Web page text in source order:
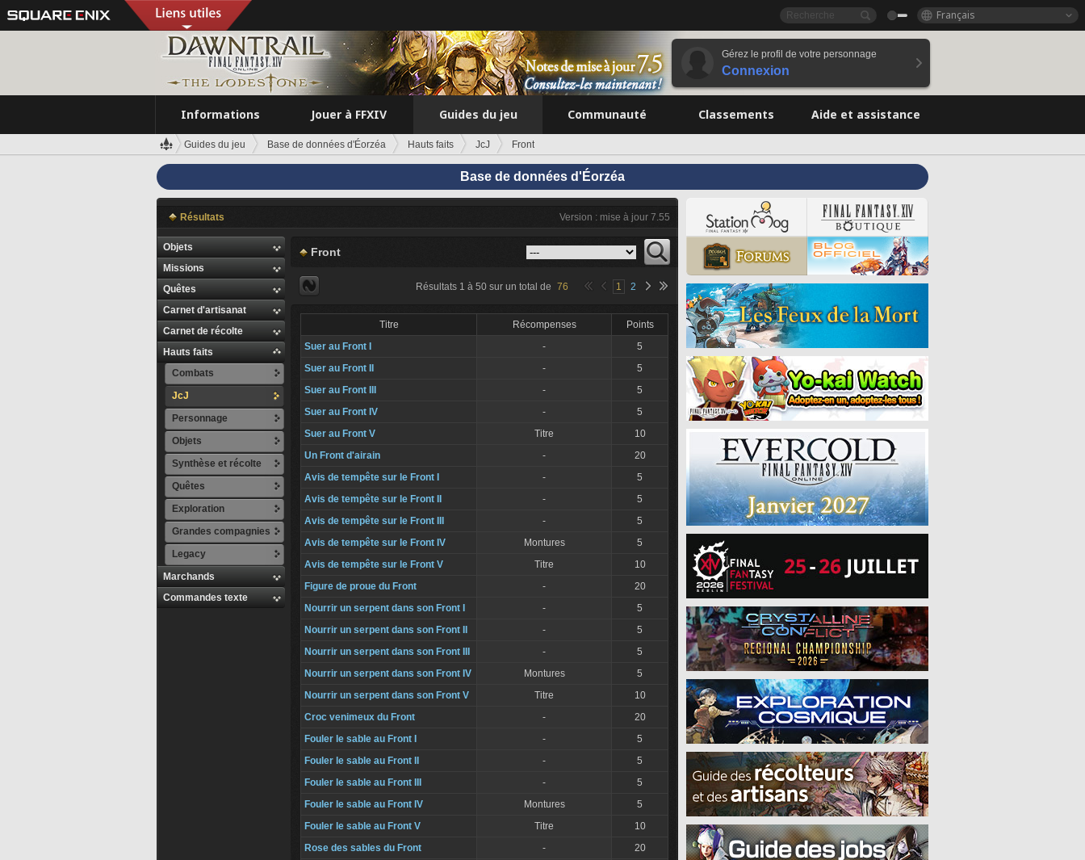
Français
Gérez le profil de votre personnage
Connexion
Informations Jouer à FFXIV Guides du jeu Communauté Classements Aide et assistance
Guides du jeu Base de données d'Éorzéa Hauts faits JcJ Front
Base de données d'Éorzéa
Résultats Version : mise à jour 7.55
Objets
Missions
Quêtes
Carnet d'artisanat
Carnet de récolte
Hauts faits
Combats
JcJ
Personnage
Objets
Synthèse et récolte
Quêtes
Exploration
Grandes compagnies
Legacy
Marchands
Commandes texte
Front
Résultats 1 à 50 sur un total de 76 1 2
Titre Récompenses
Points
Suer au Front I
-
5
Suer au Front II
-
5
Suer au Front III
-
5
Suer au Front IV
-
5
Suer au Front V
Titre
10
Un Front d'airain
-
20
Avis de tempête sur le Front I
-
5
Avis de tempête sur le Front II
-
5
Avis de tempête sur le Front III
-
5
Avis de tempête sur le Front IV
Montures
5
Avis de tempête sur le Front V
Titre
10
Figure de proue du Front
-
20
Nourrir un serpent dans son Front I
-
5
Nourrir un serpent dans son Front II
-
5
Nourrir un serpent dans son Front III
-
5
Nourrir un serpent dans son Front IV
Montures
5
Nourrir un serpent dans son Front V
Titre
10
Croc venimeux du Front
-
20
Fouler le sable au Front I
-
5
Fouler le sable au Front II
-
5
Fouler le sable au Front III
-
5
Fouler le sable au Front IV
Montures
5
Fouler le sable au Front V
Titre
10
Rose des sables du Front
-
20